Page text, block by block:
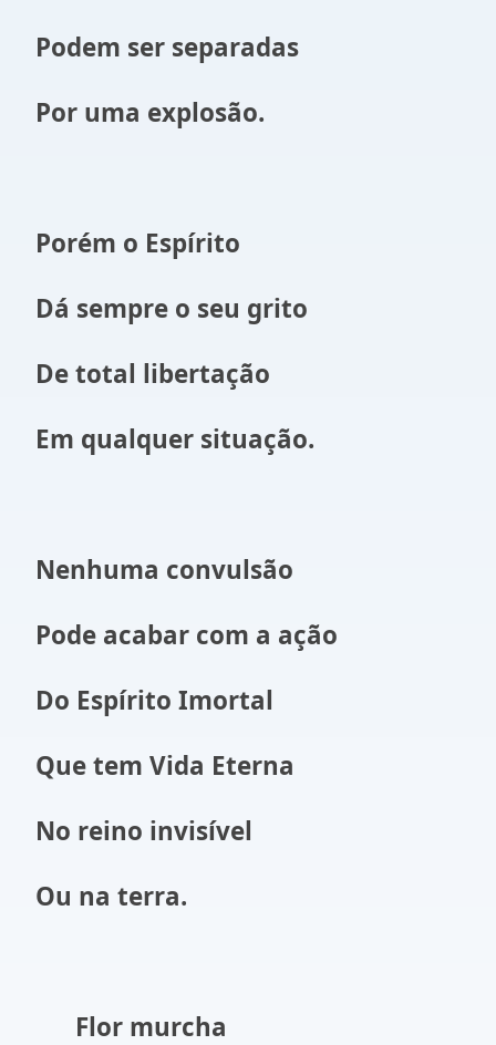
Podem ser separadas
Por uma explosão.
Porém o Espírito
Dá sempre o seu grito
De total libertação
Em qualquer situação.
Nenhuma convulsão
Pode acabar com a ação
Do Espírito Imortal
Que tem Vida Eterna
No reino invisível
Ou na terra.
Flor murcha